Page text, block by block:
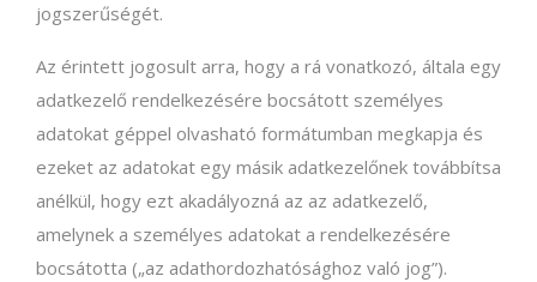
jogszerűségét.
Az érintett jogosult arra, hogy a rá vonatkozó, általa egy
adatkezelő rendelkezésére bocsátott személyes
adatokat géppel olvasható formátumban megkapja és
ezeket az adatokat egy másik adatkezelőnek továbbítsa
anélkül, hogy ezt akadályozná az az adatkezelő,
amelynek a személyes adatokat a rendelkezésére
bocsátotta („az adathordozhatósághoz való jog”).